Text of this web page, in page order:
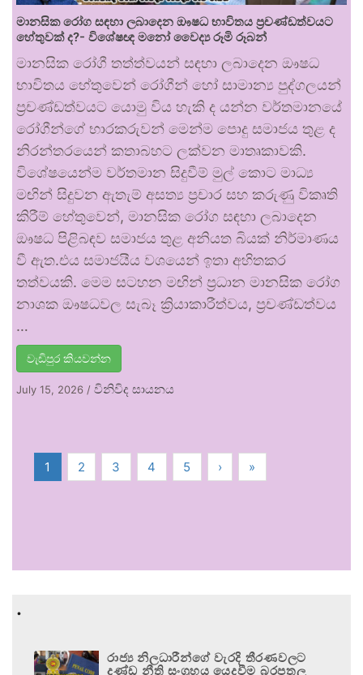
මානසික රෝග සඳහා ලබාදෙන ඖෂධ භාවිතය ප්‍රචණ්ඩත්වයට
හේතුවක් ද?- විශේෂඥ මනෝ වෛද්‍ය රූමි රූබන්
මානසික රෝගී තත්ත්වයන් සඳහා ලබාදෙන ඖෂධ
භාවිතය හේතුවෙන් රෝගීන් හෝ සාමාන්‍ය පුද්ගලයන්
ප්‍රචණ්ඩත්වයට යොමු විය හැකි ද යන්න වර්තමානයේ
රෝගීන්ගේ භාරකරුවන් මෙන්ම පොදු සමාජය තුළ ද
නිරන්තරයෙන් කතාබහට ලක්වන මාතෘකාවකි.
විශේෂයෙන්ම වර්තමාන සිදුවීම් මුල් කොට මාධ්‍ය
මඟින් සිදුවන ඇතැම් අසත්‍ය ප්‍රචාර සහ කරුණු විකෘති
කිරීම් හේතුවෙන්, මානසික රෝග සඳහා ලබාදෙන
ඖෂධ පිළිබඳව සමාජය තුළ අනියත බියක් නිර්මාණය
වී ඇත.එය සමාජයීය වශයෙන් ඉතා අහිතකර
තත්වයකි. මෙම සටහන මඟින් ප්‍රධාන මානසික රෝග
නාශක ඖෂධවල සැබෑ ක්‍රියාකාරීත්වය, ප්‍රචණ්ඩත්වය
…
වැඩිපුර කියවන්න
July 15, 2026 / විනිවිද සායනය
1 2 3 4 5 › »
.
රාජ්‍ය නිලධාරීන්ගේ වැරදි තීරණවලට
දණ්ඩ නීති සංග්‍රහය යෙදවීම බරපතල